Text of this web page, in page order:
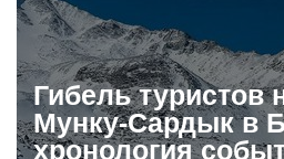
Гибель туристов
Мунку-Сардык в
хронология